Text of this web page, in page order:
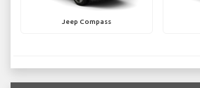
Jeep Compass